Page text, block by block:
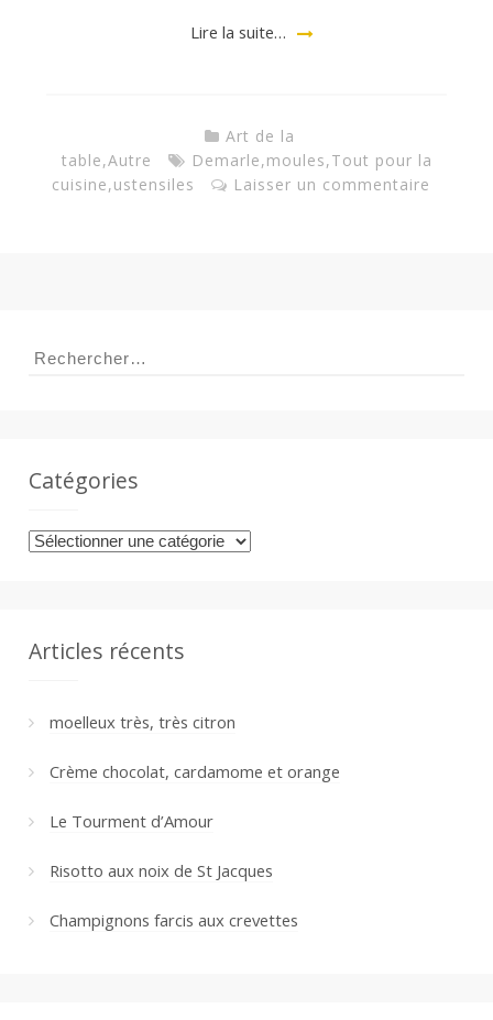
Lire la suite…
Art de la
table,Autre Demarle,moules,Tout pour la
cuisine,ustensiles Laisser un commentaire
Rechercher :
Catégories
Catégories
Articles récents
moelleux très, très citron
Crème chocolat, cardamome et orange
Le Tourment d’Amour
Risotto aux noix de St Jacques
Champignons farcis aux crevettes